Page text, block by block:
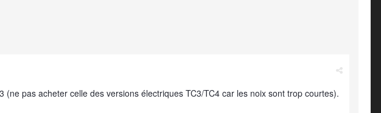
pas acheter celle des versions électriques TC3/TC4 car les noix sont trop courtes).